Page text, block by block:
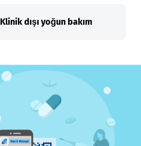
Klinik dışı yoğun bakım